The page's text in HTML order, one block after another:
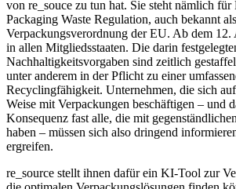
von re_souce zu tun hat. Sie steht nämlich für
Packaging Waste Regulation, auch bekannt als
Verpackungsverordnung der EU. Ab dem 12.
in allen Mitgliedsstaaten. Die darin
Nachhaltigkeitsvorgaben sind zeitlich
unter anderem in der Pflicht zu einer
Recyclingfähigkeit. Unternehmen, die sich
Weise mit Verpackungen beschäftigen – und
Konsequenz fast alle, die mit
haben – müssen sich also dringend
ergreifen.
re_source stellt ihnen dafür ein KI-Tool zur